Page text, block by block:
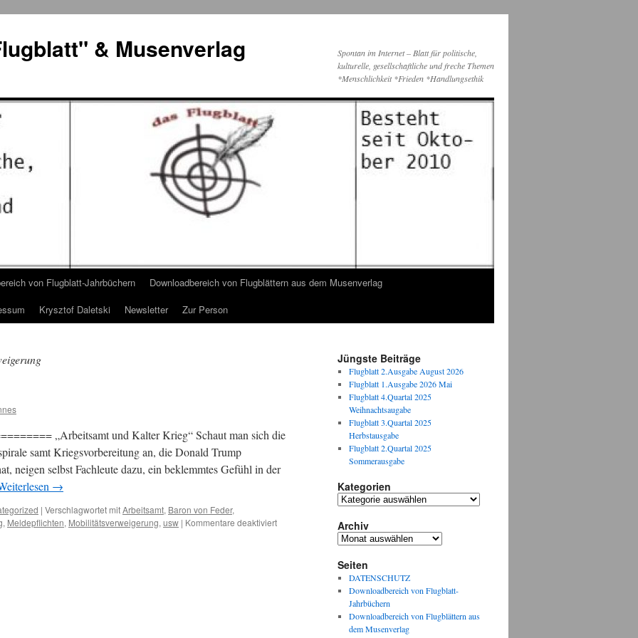
& Musenverlag
Spontan im Internet – Blatt für politische,
kulturelle, gesellschaftliche und freche Themen
*Menschlichkeit *Frieden *Handlungsethik
von Flugblatt-Jahrbüchern
Downloadbereich von Flugblättern aus dem Musenverlag
Krysztof Daletski Newsletter Zur Person
„Arbeitsamt und Kalter Krieg“ Schaut man sich die
samt Kriegsvorbereitung an, die Donald Trump
neigen selbst Fachleute dazu, ein beklemmtes Gefühl in der
→
| Verschlagwortet mitArbeitsamt, Baron von Feder,
, Meldepflichten, Mobilitätsverweigerung, usw | Kommentare deaktiviertfür
Jüngste Beiträge
Flugblatt 2.Ausgabe August 2026
Flugblatt 1.Ausgabe 2026 Mai
Flugblatt 4.Quartal 2025
Weihnachtsaugabe
Flugblatt 3.Quartal 2025
Herbstausgabe
Flugblatt 2.Quartal 2025
Sommerausgabe
Kategorien
Kategorien
Archiv
Archiv
Seiten
DATENSCHUTZ
Downloadbereich von Flugblatt-
Jahrbüchern
Downloadbereich von Flugblättern aus
dem Musenverlag